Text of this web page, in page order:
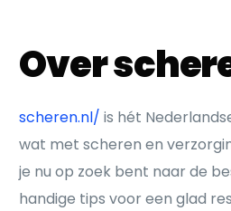
Over
scheren.nl/ is hét
wat met scheren en
je nu op zoek bent naar de
handige tips voor een glad